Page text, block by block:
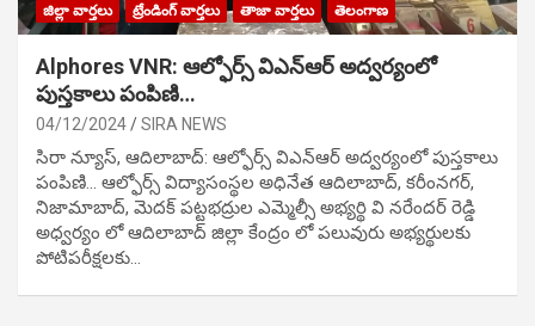
జిల్లా వార్తలు ట్రేండింగ్ వార్తలు తాజా వార్తలు తెలంగాణ
Alphores VNR: ఆల్ఫోర్స్ విఎన్ఆర్ అద్వర్యంలో
పుస్తకాలు పంపిణి…
04/12/2024 SIRA NEWS
సిరా న్యూస్, ఆదిలాబాద్: ఆల్ఫోర్స్ విఎన్ఆర్ అద్వర్యంలో పుస్తకాలు
పంపిణి… ఆల్ఫోర్స్ విద్యాసంస్థల అధినేత ఆదిలాబాద్, కరీంనగర్,
నిజామాబాద్, మెదక్ పట్టభద్రుల ఎమ్మెల్సీ అభ్యర్థి వి నరేందర్ రెడ్డి
అధ్వర్యం లో ఆదిలాబాద్ జిల్లా కేంద్రం లో పలువురు అభ్యర్థులకు
పోటిప‌రీక్ష‌ల‌కు…